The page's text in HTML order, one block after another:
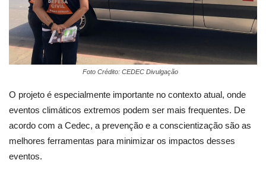
Foto Crédito: CEDEC Divulgação
O projeto é especialmente importante no contexto atual, onde
eventos climáticos extremos podem ser mais frequentes. De
acordo com a Cedec, a prevenção e a conscientização são as
melhores ferramentas para minimizar os impactos desses
eventos.